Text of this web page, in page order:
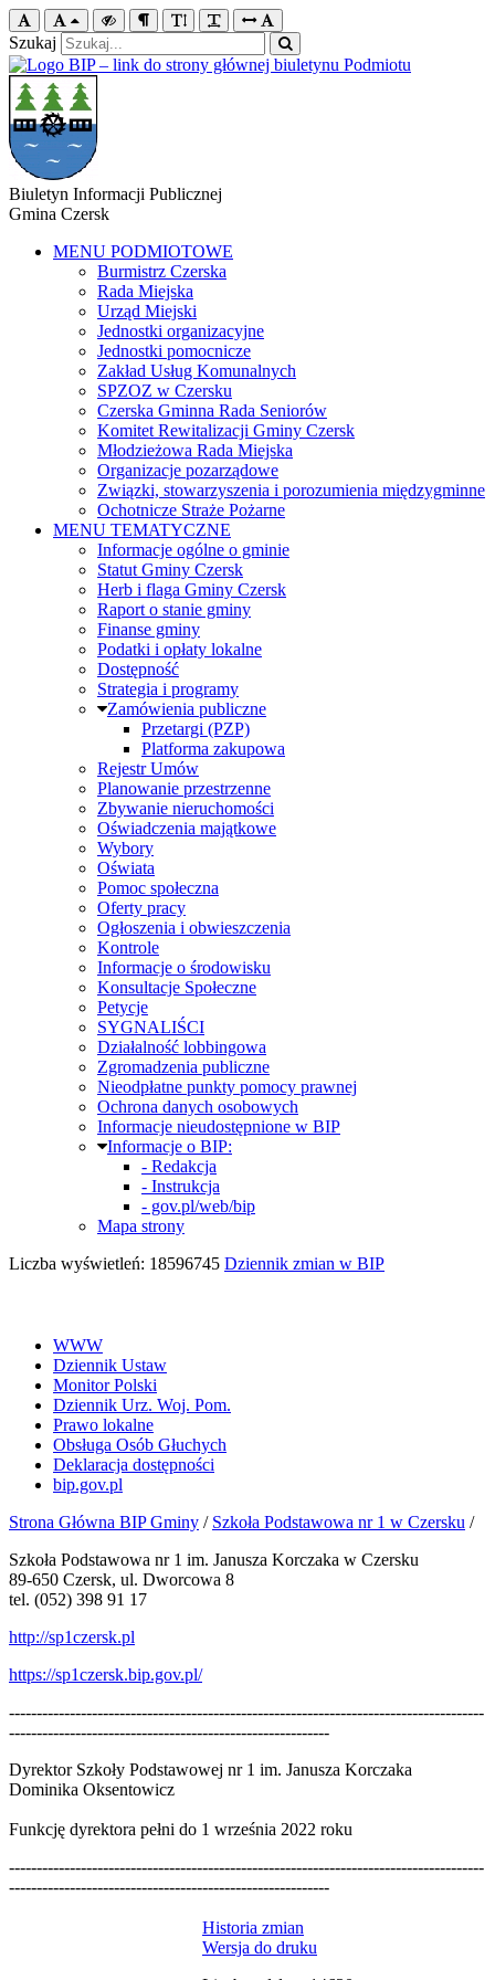
Szukaj
Biuletyn Informacji Publicznej
Gmina Czersk
MENU PODMIOTOWE
Burmistrz Czerska
Rada Miejska
Urząd Miejski
Jednostki organizacyjne
Jednostki pomocnicze
Zakład Usług Komunalnych
SPZOZ w Czersku
Czerska Gminna Rada Seniorów
Komitet Rewitalizacji Gminy Czersk
Młodzieżowa Rada Miejska
Organizacje pozarządowe
Związki, stowarzyszenia i porozumienia międzygminne
Ochotnicze Straże Pożarne
MENU TEMATYCZNE
Informacje ogólne o gminie
Statut Gminy Czersk
Herb i flaga Gminy Czersk
Raport o stanie gminy
Finanse gminy
Podatki i opłaty lokalne
Dostępność
Strategia i programy
Zamówienia publiczne
Przetargi (PZP)
Platforma zakupowa
Rejestr Umów
Planowanie przestrzenne
Zbywanie nieruchomości
Oświadczenia majątkowe
Wybory
Oświata
Pomoc społeczna
Oferty pracy
Ogłoszenia i obwieszczenia
Kontrole
Informacje o środowisku
Konsultacje Społeczne
Petycje
SYGNALIŚCI
Działalność lobbingowa
Zgromadzenia publiczne
Nieodpłatne punkty pomocy prawnej
Ochrona danych osobowych
Informacje nieudostępnione w BIP
Informacje o BIP:
- Redakcja
- Instrukcja
- gov.pl/web/bip
Mapa strony
Liczba wyświetleń: 18596745 Dziennik zmian w BIP
WWW
Dziennik Ustaw
Monitor Polski
Dziennik Urz. Woj. Pom.
Prawo lokalne
Obsługa Osób Głuchych
Deklaracja dostępności
bip.gov.pl
Strona Główna BIP Gminy / Szkoła Podstawowa nr 1 w Czersku /
Szkoła Podstawowa nr 1 im. Janusza Korczaka w Czersku
89-650 Czersk, ul. Dworcowa 8
tel. (052) 398 91 17
http://sp1czersk.pl
https://sp1czersk.bip.gov.pl/
--------------------------------------------------------------------------------------
----------------------------------------------------------
Dyrektor Szkoły Podstawowej nr 1 im. Janusza Korczaka
Dominika Oksentowicz
Funkcję dyrektora pełni do 1 września 2022 roku
--------------------------------------------------------------------------------------
----------------------------------------------------------
Historia zmian
Wersja do druku